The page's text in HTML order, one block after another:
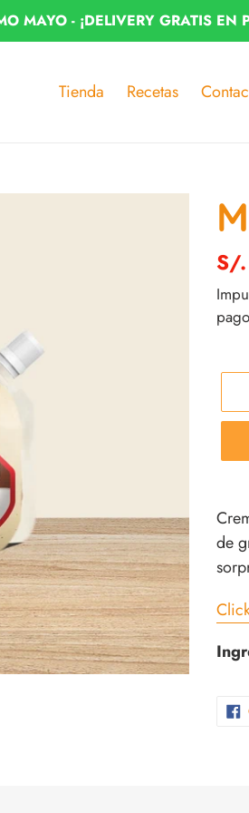
MAYO - ¡DELIVERY GRATIS
Tienda Recetas
de
S/
el
a
de